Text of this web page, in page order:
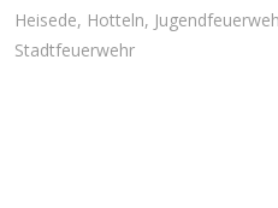
Heisede, Hotteln,
Stadtfeuerwehr